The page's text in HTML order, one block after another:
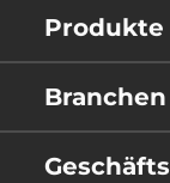
Produkte
Branchen